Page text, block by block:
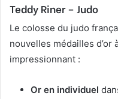
Teddy Riner– Judo
Le colosse du judo
nouvelles médailles d’or
impressionnant :
Or en individuel